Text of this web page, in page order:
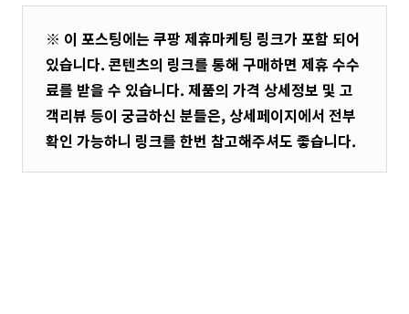
※ 이 포스팅에는 쿠팡 제휴마케팅 링크가 포함 되어
있습니다. 콘텐츠의 링크를 통해 구매하면 제휴 수수
료를 받을 수 있습니다. 제품의 가격 상세정보 및 고
객리뷰 등이 궁금하신 분들은, 상세페이지에서 전부
확인 가능하니 링크를 한번 참고해주셔도 좋습니다.